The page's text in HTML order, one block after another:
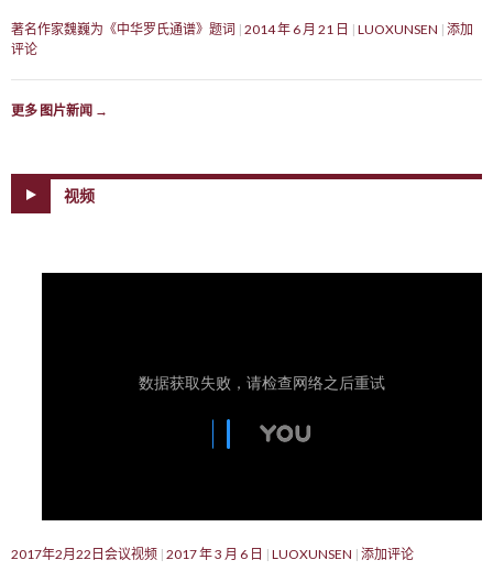
著名作家魏巍为《中华罗氏通谱》题词 2014 年 6 月 21 日 LUOXUNSEN 添加
评论
更多 图片新闻 →
视频
2017年2月22日会议视频 2017 年 3 月 6 日 LUOXUNSEN 添加评论